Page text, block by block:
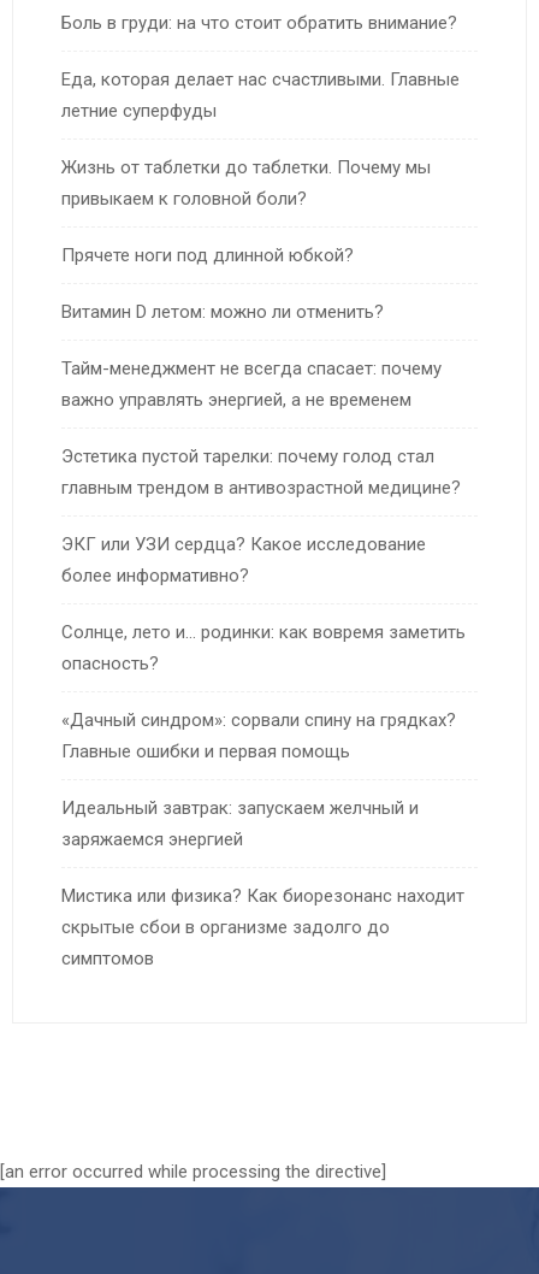
Боль в груди: на что стоит обратить внимание?
Еда, которая делает нас счастливыми. Главные
летние суперфуды
Жизнь от таблетки до таблетки. Почему мы
привыкаем к головной боли?
Прячете ноги под длинной юбкой?
Витамин D летом: можно ли отменить?
Тайм-менеджмент не всегда спасает: почему
важно управлять энергией, а не временем
Эстетика пустой тарелки: почему голод стал
главным трендом в антивозрастной медицине?
ЭКГ или УЗИ сердца? Какое исследование
более информативно?
Солнце, лето и… родинки: как вовремя заметить
опасность?
«Дачный синдром»: сорвали спину на грядках?
Главные ошибки и первая помощь
Идеальный завтрак: запускаем желчный и
заряжаемся энергией
Мистика или физика? Как биорезонанс находит
скрытые сбои в организме задолго до
симптомов
[an error occurred while processing the directive]